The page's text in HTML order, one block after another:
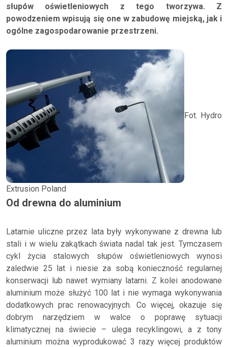
słupów oświetleniowych z tego tworzywa. Z
powodzeniem wpisują się one w zabudowę miejską, jak i
ogólne zagospodarowanie przestrzeni.
Fot. Hydro
Extrusion Poland
Od drewna do aluminium
Latarnie uliczne przez lata były wykonywane z drewna lub
stali i w wielu zakątkach świata nadal tak jest. Tymczasem
cykl życia stalowych słupów oświetleniowych wynosi
zaledwie 25 lat i niesie za sobą konieczność regularnej
konserwacji lub nawet wymiany latarni. Z kolei anodowane
aluminium może służyć 100 lat i nie wymaga wykonywania
dodatkowych prac renowacyjnych. Co więcej, okazuje się
dobrym narzędziem w walce o poprawę sytuacji
klimatycznej na świecie – ulega recyklingowi, a z tony
aluminium można wyprodukować 3 razy więcej produktów